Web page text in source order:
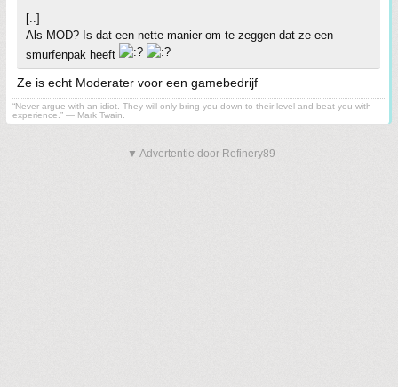
[..]
Als MOD? Is dat een nette manier om te zeggen dat ze een
smurfenpak heeft
Ze is echt Moderater voor een gamebedrijf
“Never argue with an idiot. They will only bring you down to their level and beat you with
experience.” ― Mark Twain.
▼ Advertentie door Refinery89